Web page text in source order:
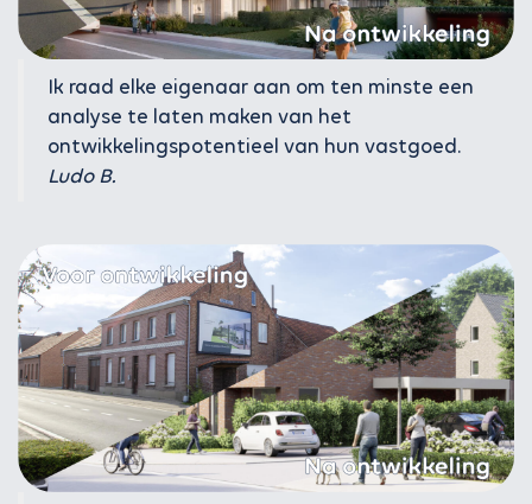
Ik raad elke eigenaar aan om ten minste een
analyse te laten maken van het
ontwikkelingspotentieel van hun vastgoed.
Ludo B.